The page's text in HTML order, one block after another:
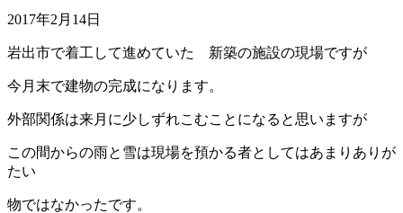
2017年2月14日
岩出市で着工して進めていた 新築の施設の現場ですが
今月末で建物の完成になります。
外部関係は来月に少しずれこむことになると思いますが
この間からの雨と雪は現場を預かる者としてはあまりありが
たい
物ではなかったです。